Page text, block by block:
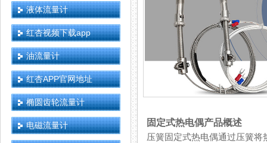
液体流量计
红杏视频下载app
油流量计
红杏APP官网地址
椭圆齿轮流量计
电磁流量计 固定式热电偶产品概述
压簧固定式热电偶通过压簧将热